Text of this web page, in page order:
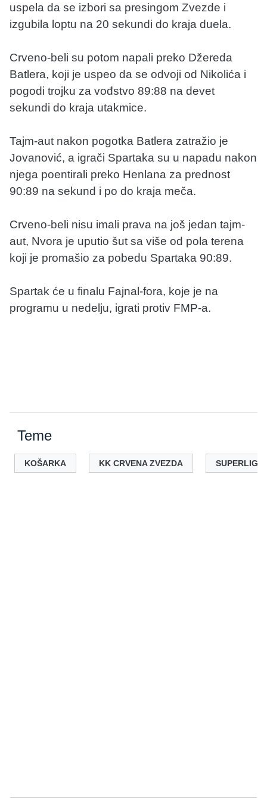
uspela da se izbori sa presingom Zvezde i
izgubila loptu na 20 sekundi do kraja duela.
Crveno-beli su potom napali preko Džereda
Batlera, koji je uspeo da se odvoji od Nikolića i
pogodi trojku za vođstvo 89:88 na devet
sekundi do kraja utakmice.
Tajm-aut nakon pogotka Batlera zatražio je
Jovanović, a igrači Spartaka su u napadu nakon
njega poentirali preko Henlana za prednost
90:89 na sekund i po do kraja meča.
Crveno-beli nisu imali prava na još jedan tajm-
aut, Nvora je uputio šut sa više od pola terena
koji je promašio za pobedu Spartaka 90:89.
Spartak će u finalu Fajnal-fora, koje je na
programu u nedelju, igrati protiv FMP-a.
Teme
KOŠARKA KK CRVENA ZVEZDA SUPERLIGA